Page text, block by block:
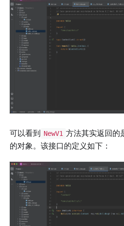
可以看到 NewV1 方法其实返回的
的对象。该接口的定义如下：